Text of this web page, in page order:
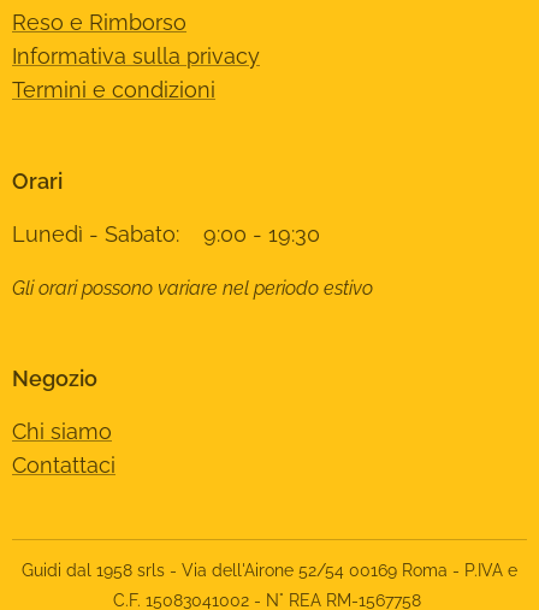
Reso e Rimborso
Informativa sulla privacy
Termini e condizioni
Orari
Lunedì - Sabato: 9:00 - 19:30
Gli orari possono variare nel periodo estivo
Negozio
Chi siamo
Contattaci
Guidi dal 1958 srls - Via dell'Airone 52/54 00169 Roma - P.IVA e
C.F. 15083041002 - N° REA RM-1567758